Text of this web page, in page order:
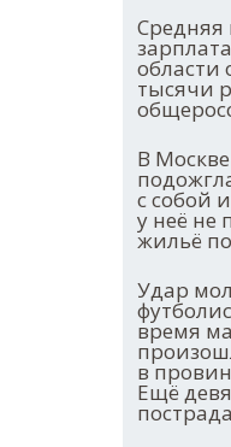
Средняя
области
тысячи
В
с собой
у неё не
жильё
Удар
время
в
Ещё